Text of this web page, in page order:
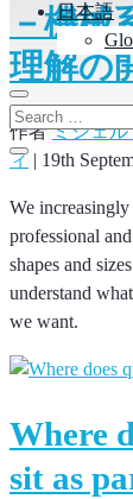
日本語
－機械
理解の
作者ミシェ
ィ | 19th
We
professional
shapes and
understand
we want.
Where
sit as